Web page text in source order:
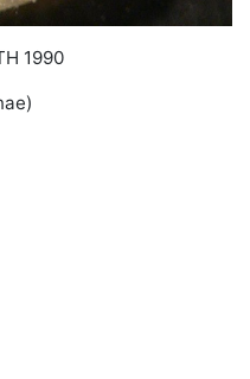
1990